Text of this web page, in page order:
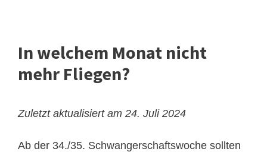
In welchem Monat nicht
mehr Fliegen?
Zuletzt aktualisiert am 24. Juli 2024
Ab der 34./35. Schwangerschaftswoche sollten